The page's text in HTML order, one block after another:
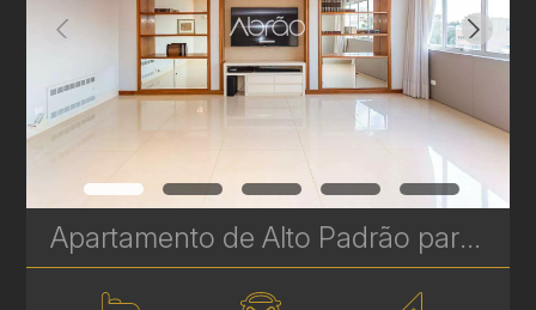
Apartamento de Alto Padrão para Alugar no Batel – 256 m² de Conforto e Sofisticação em Curitiba | Ref 470